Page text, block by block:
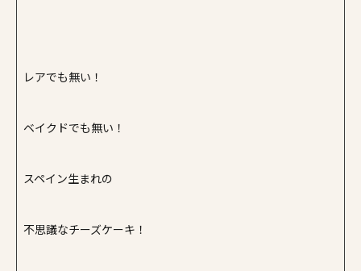
レアでも無い！
ベイクドでも無い！
スペイン生まれの
不思議なチーズケーキ！